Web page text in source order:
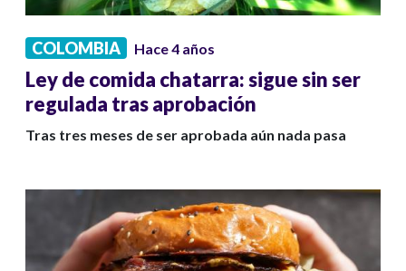
COLOMBIA Hace 4 años
Ley de comida chatarra: sigue sin ser
regulada tras aprobación
Tras tres meses de ser aprobada aún nada pasa